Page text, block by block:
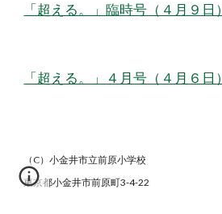
「超える。」臨時号（４月９日）
「超える。」４月号（４月６日）
（C）小金井市立前原小学校
東京都小金井市前原町3-4-22